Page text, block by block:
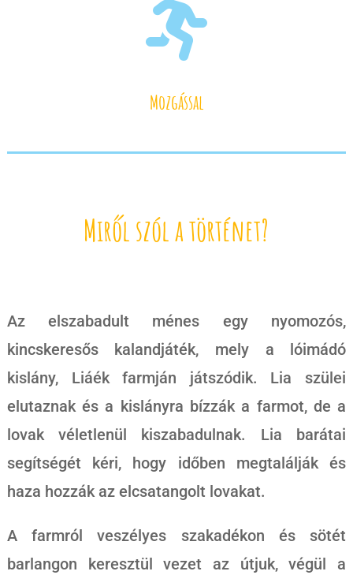

Mozgással
Miről szól a történet?
Az elszabadult ménes egy nyomozós,
kincskeresős kalandjáték, mely a lóimádó
kislány, Liáék farmján játszódik. Lia szülei
elutaznak és a kislányra bízzák a farmot, de a
lovak véletlenül kiszabadulnak. Lia barátai
segítségét kéri, hogy időben megtalálják és
haza hozzák az elcsatangolt lovakat.
A farmról veszélyes szakadékon és sötét
barlangon keresztül vezet az útjuk, végül a